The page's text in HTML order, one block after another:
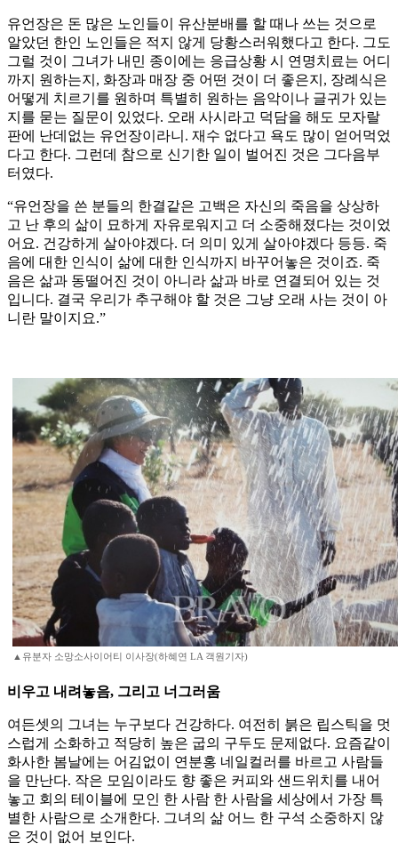
유언장은 돈 많은 노인들이 유산분배를 할 때나 쓰는 것으로
알았던 한인 노인들은 적지 않게 당황스러워했다고 한다. 그도
그럴 것이 그녀가 내민 종이에는 응급상황 시 연명치료는 어디
까지 원하는지, 화장과 매장 중 어떤 것이 더 좋은지, 장례식은
어떻게 치르기를 원하며 특별히 원하는 음악이나 글귀가 있는
지를 묻는 질문이 있었다. 오래 사시라고 덕담을 해도 모자랄
판에 난데없는 유언장이라니. 재수 없다고 욕도 많이 얻어먹었
다고 한다. 그런데 참으로 신기한 일이 벌어진 것은 그다음부
터였다.
“유언장을 쓴 분들의 한결같은 고백은 자신의 죽음을 상상하
고 난 후의 삶이 묘하게 자유로워지고 더 소중해졌다는 것이었
어요. 건강하게 살아야겠다. 더 의미 있게 살아야겠다 등등. 죽
음에 대한 인식이 삶에 대한 인식까지 바꾸어놓은 것이죠. 죽
음은 삶과 동떨어진 것이 아니라 삶과 바로 연결되어 있는 것
입니다. 결국 우리가 추구해야 할 것은 그냥 오래 사는 것이 아
니란 말이지요.”
▲유분자 소망소사이어티 이사장(하혜연 LA 객원기자)
비우고 내려놓음, 그리고 너그러움
여든셋의 그녀는 누구보다 건강하다. 여전히 붉은 립스틱을 멋
스럽게 소화하고 적당히 높은 굽의 구두도 문제없다. 요즘같이
화사한 봄날에는 어김없이 연분홍 네일컬러를 바르고 사람들
을 만난다. 작은 모임이라도 향 좋은 커피와 샌드위치를 내어
놓고 회의 테이블에 모인 한 사람 한 사람을 세상에서 가장 특
별한 사람으로 소개한다. 그녀의 삶 어느 한 구석 소중하지 않
은 것이 없어 보인다.